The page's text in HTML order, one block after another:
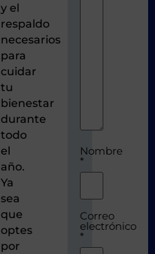
y el
respaldo
necesarios
para
cuidar
tu
bienestar
durante
todo
el
año.
Ya
sea
que
optes
por
Nombre
*
Correo
electrónico
*